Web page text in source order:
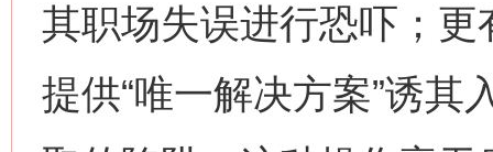
其职场失误进行恐吓；
提供“唯一解决方案”诱其